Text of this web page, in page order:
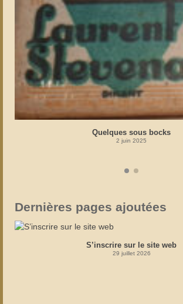
Quelques sous bocks
2 juin 2025
Dernières pages ajoutées
S’inscrire sur le site web
29 juillet 2026